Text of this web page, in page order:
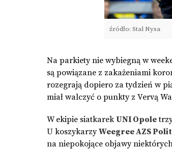
źródło: Stal Nysa
Na parkiety nie wybiegną w
są powiązane z zakażeniami
rozegrają dopiero za tydzień w
miał walczyć o punkty z Vervą
W ekipie siatkarekUNI Opole
U koszykarzyWeegree AZS
na niepokojące objawy